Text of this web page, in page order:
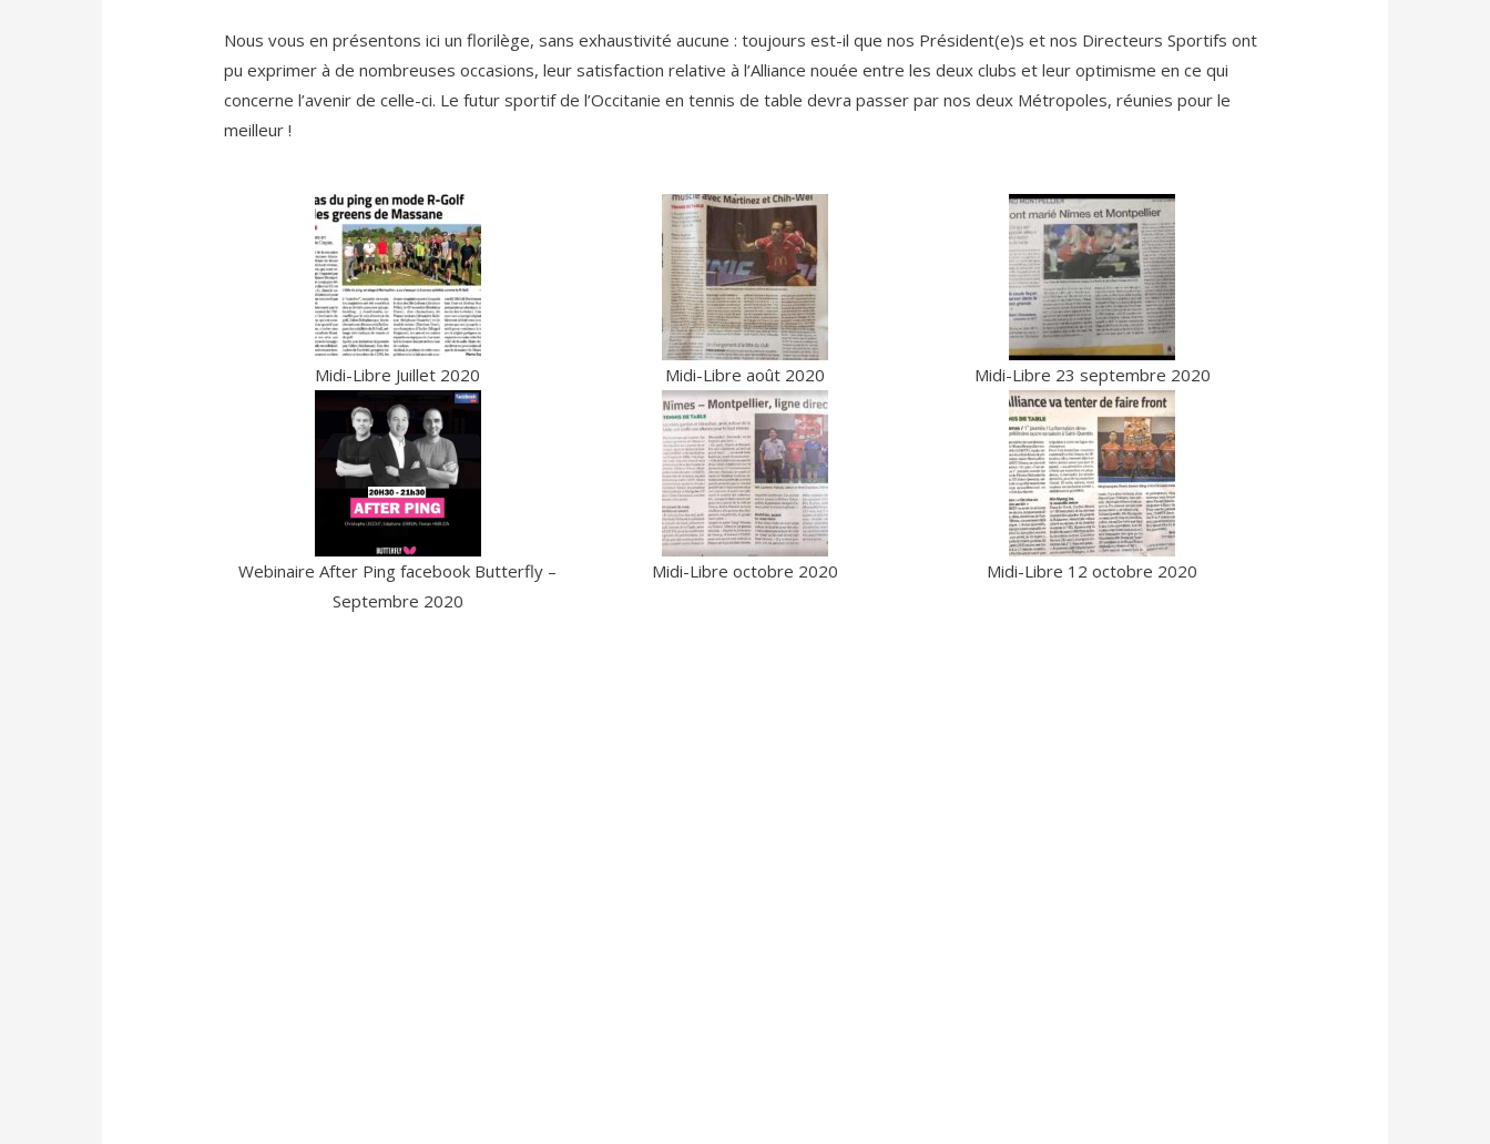
Nous vous en présentons ici un florilège, sans exhaustivité aucune : toujours est-il que nos Président(e)s et nos Directeurs Sportifs ont
pu exprimer à de nombreuses occasions, leur satisfaction relative à l’Alliance nouée entre les deux clubs et leur optimisme en ce qui
concerne l’avenir de celle-ci. Le futur sportif de l’Occitanie en tennis de table devra passer par nos deux Métropoles, réunies pour le
meilleur !
Midi-Libre Juillet 2020 Midi-Libre août 2020 Midi-Libre 23 septembre 2020
Webinaire After Ping facebook Butterfly –
Septembre 2020
Midi-Libre octobre 2020 Midi-Libre 12 octobre 2020